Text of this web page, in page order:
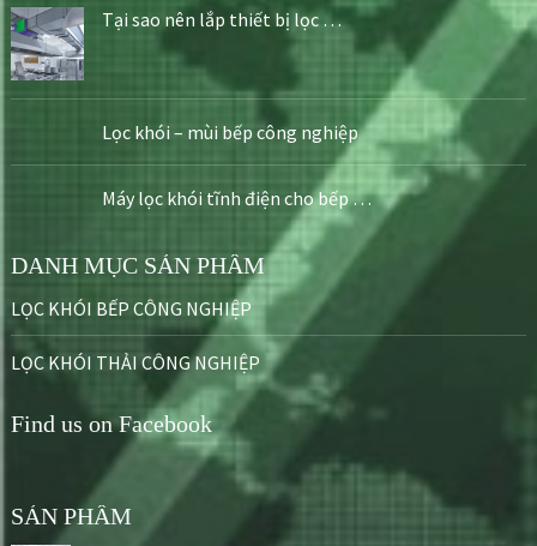
Tại sao nên lắp thiết bị lọc …
Lọc khói – mùi bếp công nghiệp
Máy lọc khói tĩnh điện cho bếp …
DANH MỤC SẢN PHẨM
LỌC KHÓI BẾP CÔNG NGHIỆP
LỌC KHÓI THẢI CÔNG NGHIỆP
Find us on Facebook
SẢN PHẨM